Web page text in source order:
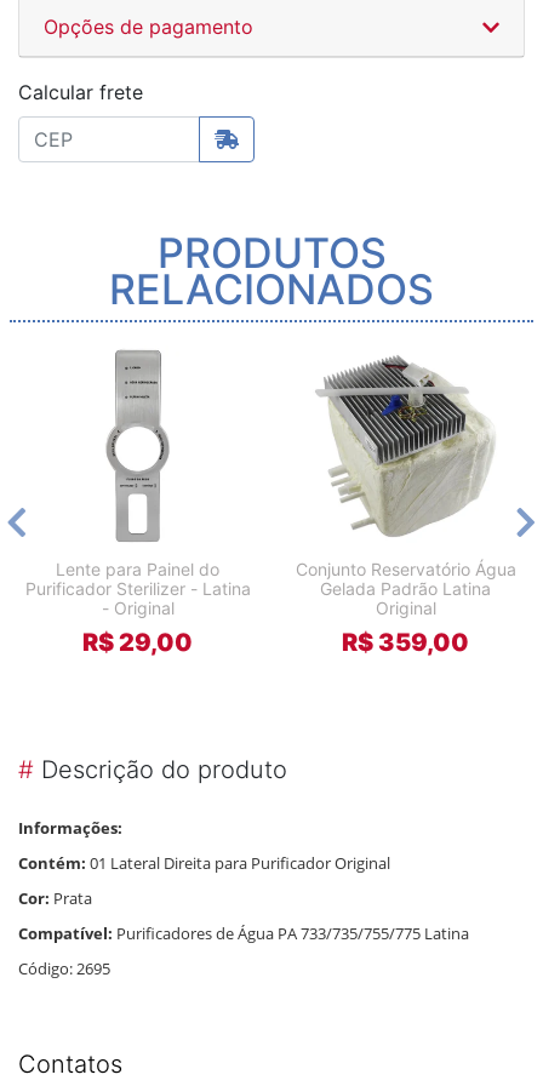
Opções de pagamento
Calcular frete
PRODUTOS
RELACIONADOS
Lente para Painel do
Purificador Sterilizer - Latina
- Original
R$ 29,00
Conjunto Reservatório Água
Gelada Padrão Latina
Original
R$ 359,00
# Descrição do produto
Informações:
Contém: 01 Lateral Direita para Purificador Original
Cor: Prata
Compatível: Purificadores de Água PA 733/735/755/775 Latina
Código: 2695
Contatos